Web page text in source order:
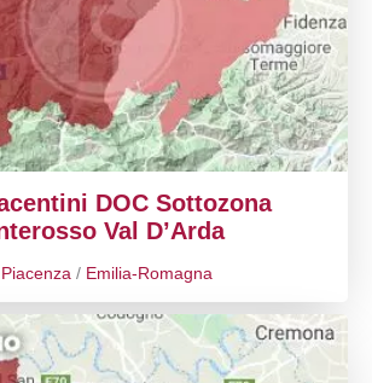
DOC Sottozona
Val D’Arda
Piacenza / Emilia-Romagna